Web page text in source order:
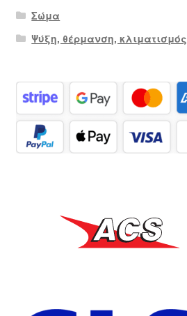
Σώμα
Ψύξη, θέρμανση, κλιματισμός